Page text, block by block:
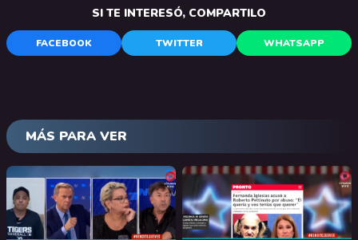
SI TE INTERESÓ, COMPARTILO
FACEBOOK TWITTER WHATSAPP
MÁS PARA VER